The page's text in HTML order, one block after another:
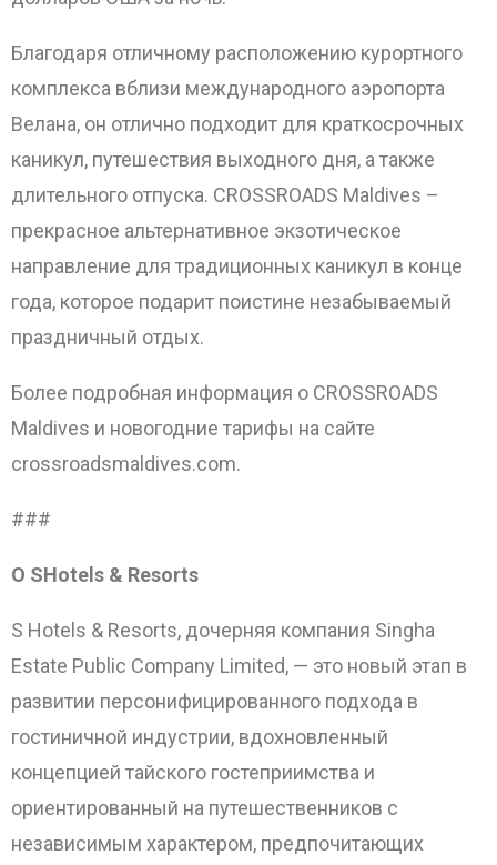
Благодаря отличному расположению курортного
комплекса вблизи международного аэропорта
Велана, он отлично подходит для краткосрочных
каникул, путешествия выходного дня, а также
длительного отпуска. CROSSROADS Maldives –
прекрасное альтернативное экзотическое
направление для традиционных каникул в конце
года, которое подарит поистине незабываемый
праздничный отдых.
Более подробная информация о CROSSROADS
Maldives и новогодние тарифы на сайте
crossroadsmaldives.com.
###
О SHotels & Resorts
S Hotels & Resorts, дочерняя компания Singha
Estate Public Company Limited, — это новый этап в
развитии персонифицированного подхода в
гостиничной индустрии, вдохновленный
концепцией тайского гостеприимства и
ориентированный на путешественников с
независимым характером, предпочитающих